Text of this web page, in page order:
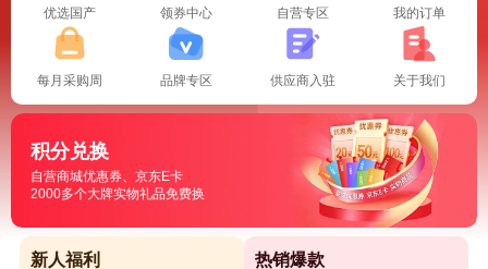
优选国产 领券中心 自营专区 我的订单
每月采购周 品牌专区 供应商入驻 关于我们
积分兑换
自营商城优惠券、京东E卡
2000多个大牌实物礼品免费换
新人福利 热销爆款